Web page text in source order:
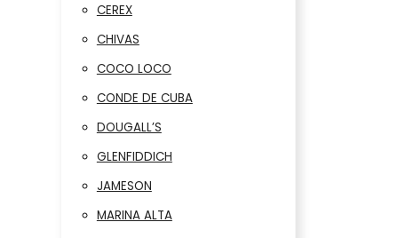
CEREX
CHIVAS
COCO LOCO
CONDE DE CUBA
DOUGALL’S
GLENFIDDICH
JAMESON
MARINA ALTA